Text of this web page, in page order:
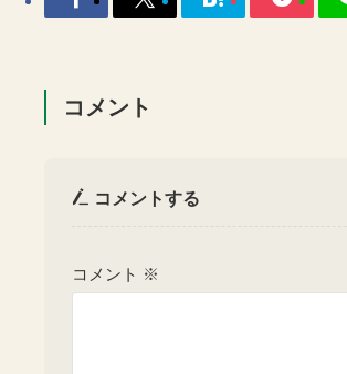
コメント
コメントする
コメント ※